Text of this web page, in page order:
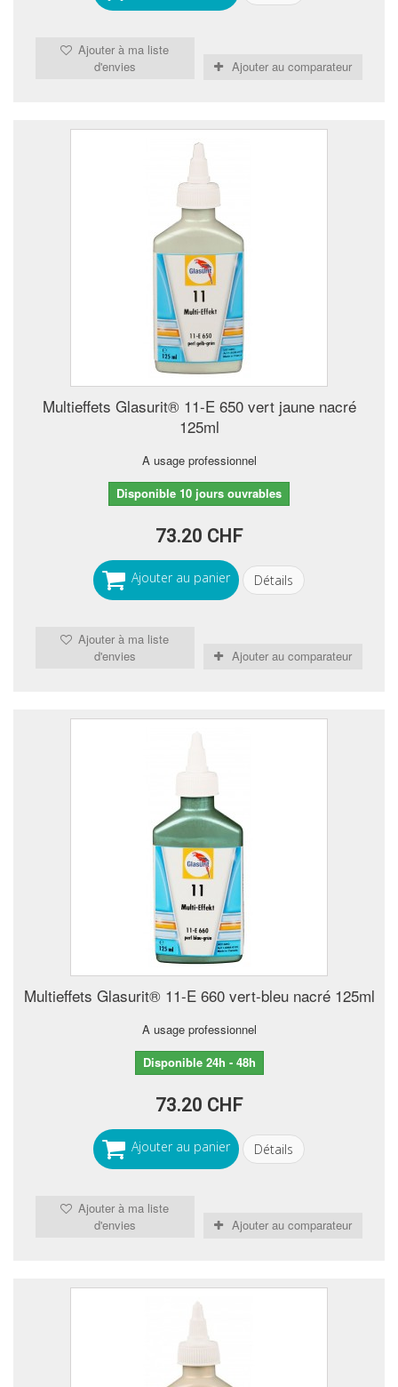
Ajouter à ma liste
d'envies
Ajouter au comparateur
Multieffets Glasurit® 11-E 650 vert jaune nacré
125ml
A usage professionnel
Disponible 10 jours ouvrables
73.20 CHF
Ajouter au panier Détails
Ajouter à ma liste
d'envies
Ajouter au comparateur
Multieffets Glasurit® 11-E 660 vert-bleu nacré 125ml
A usage professionnel
Disponible 24h - 48h
73.20 CHF
Ajouter au panier Détails
Ajouter à ma liste
d'envies
Ajouter au comparateur